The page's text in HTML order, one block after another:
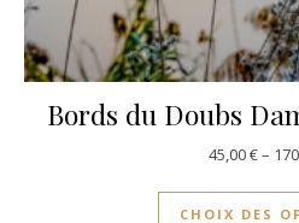
Bords du Doubs
45,00€–
CHOIX DES